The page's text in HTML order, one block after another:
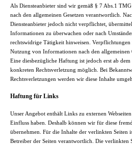
Als Diensteanbieter sind wir gemäß § 7 Abs.1
nach den allgemeinen Gesetzen verantwortlich.
Diensteanbieter jedoch nicht verpflichtet,
Informationen zu überwachen oder nach
rechtswidrige Tätigkeit hinweisen.
Nutzung von Informationen nach den allgemeinen
Eine diesbezügliche Haftung ist jedoch erst ab
konkreten Rechtsverletzung möglich. Bei
Rechtsverletzungen werden wir diese Inhalte
Haftung für Links
Unser Angebot enthält Links zu externen
Einfluss haben. Deshalb können wir für diese
übernehmen. Für die Inhalte der verlinkten Seiten
Betreiber der Seiten verantwortlich. Die verlinkten